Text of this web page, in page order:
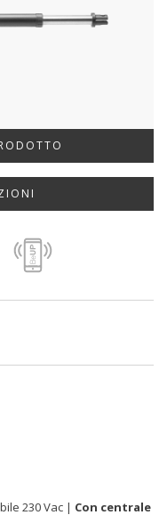
230 Vac | Con centrale